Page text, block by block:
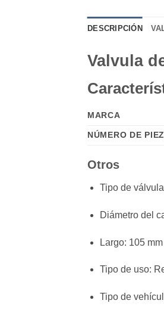
DESCRIPCIÓN
Valvula
MARCA
NÚMERO DE
Otros
Tipo de
Diámetro del
Largo: 105 mm
Tipo de uso:
Tipo de